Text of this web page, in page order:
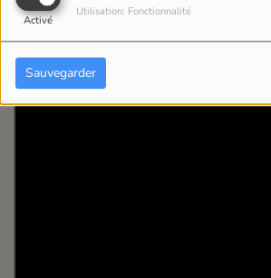
Activé
Utilisation: Fonctionnalité
Sauvegarder
« Morning Dew (Donk) » est
sur les principales plateformes de